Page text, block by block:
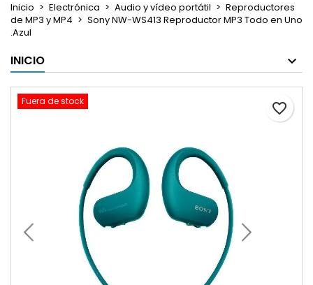
Inicio Electrónica Audio y vídeo portátil
Reproductores
de MP3 y MP4
Sony NW-WS413 Reproductor MP3 Todo en Uno
.Azul
INICIO
Fuera de stock favorite_border
Cancelar Crear lista de deseos